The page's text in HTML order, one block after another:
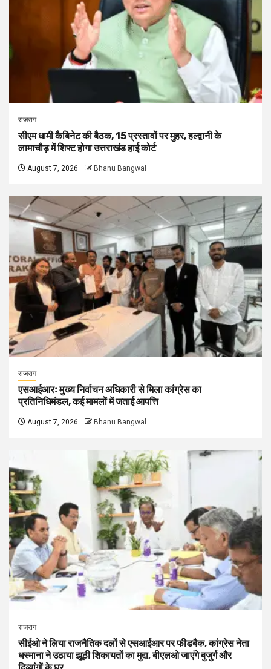
राजराग
सीएम धामी कैबिनेट की बैठक, 15 प्रस्तावों पर मुहर, हल्द्वानी के
लामाचौड़ में शिफ्ट होगा उत्तराखंड हाई कोर्ट
August 7, 2026 Bhanu Bangwal
राजराग
एसआईआरः मुख्य निर्वाचन अधिकारी से मिला कांग्रेस का
प्रतिनिधिमंडल, कई मामलों में जताई आपत्ति
August 7, 2026 Bhanu Bangwal
राजराग
सीईओ ने लिया राजनैतिक दलों से एसआईआर पर फीडबैक, कांग्रेस नेता
धस्माना ने उठाया झूठी शिकायतों का मुद्दा, बीएलओ जाएंगे बुजुर्ग और